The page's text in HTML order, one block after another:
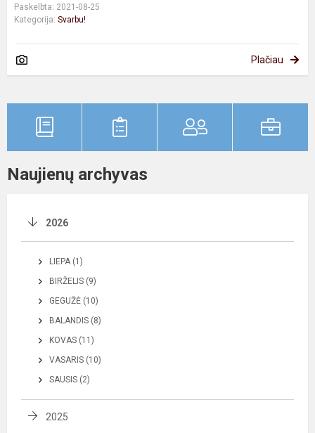
Paskelbta: 2021-08-25
Kategorija: Svarbu!
Plačiau
Naujienų archyvas
2026
LIEPA (1)
BIRŽELIS (9)
GEGUŽĖ (10)
BALANDIS (8)
KOVAS (11)
VASARIS (10)
SAUSIS (2)
2025